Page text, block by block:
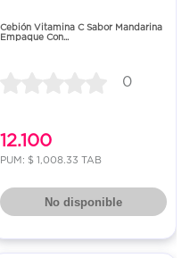
Cebión Vitamina C Sabor Mandarina
Empaque Con...
0
12.100
PUM: $ 1,008.33 TAB
No disponible